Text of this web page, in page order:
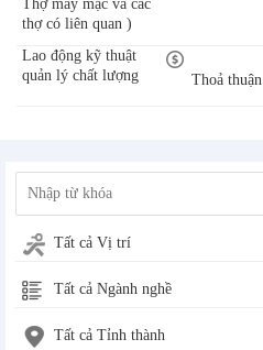
Thợ may mặc và các
thợ có liên quan )
Lao động kỹ thuật
quản lý chất lượng
Thoả thuận
Tất cả Vị trí
Tất cả Ngành nghề
Tất cả Tỉnh thành